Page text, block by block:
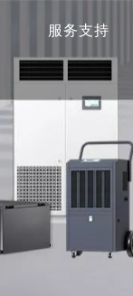
服务支持